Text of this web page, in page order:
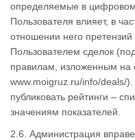
определяемые в
Пользователя влияет, в
отношении него
Пользователем сделок
правилам, изложенным на
www.moigruz.ru/info/deals/
публиковать рейтинги –
значениям показателей.
2.6. Администрация